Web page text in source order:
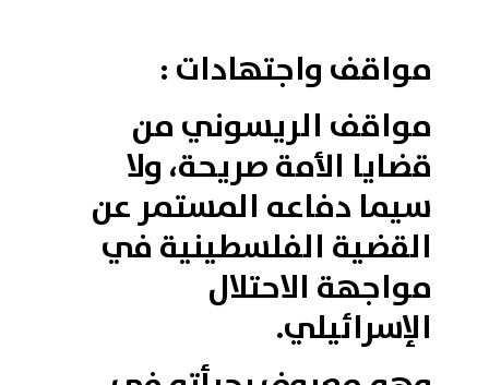
مواقف واجتهادات :
مواقف الريسوني من
قضايا الأمة صريحة، ولا
سيما دفاعه المستمر عن
القضية الفلسطينية في
مواجهة الاحتلال
الإسرائيلي.